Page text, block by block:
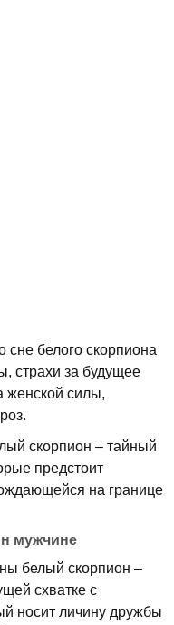
сне белого скорпиона
страхи за будущее
женской силы,
скорпион – тайный
предстоит
на границе
мужчине
белый скорпион –
схватке с
носит личину дружбы